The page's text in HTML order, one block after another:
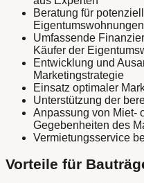
Beratung für
Eigentumswohnungen
Umfassende
Käufer der
Entwicklung und
Marketingstrategie
Einsatz optimaler
Unterstützung der
Anpassung von Miet-
Gegebenheiten des
Vermietungsservice
Vorteile für